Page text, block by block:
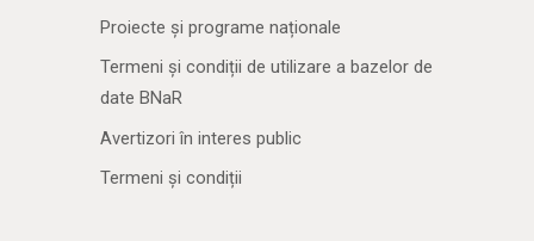
Proiecte și programe naționale
Termeni și condiții de utilizare a bazelor de
date BNaR
Avertizori în interes public
Termeni și condiții